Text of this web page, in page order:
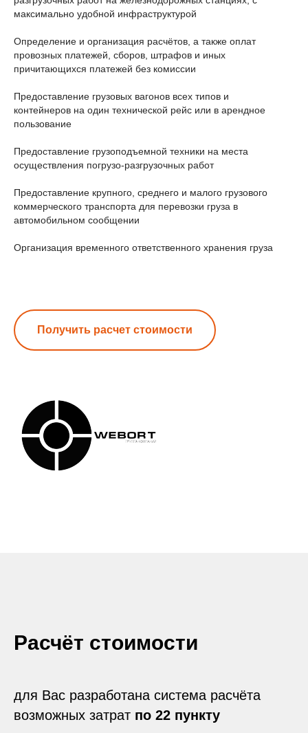
максимально удобной инфраструктурой
Определение и организация расчётов, а также оплат
провозных платежей, сборов, штрафов и иных
причитающихся платежей без комиссии
Предоставление грузовых вагонов всех типов и
контейнеров на один технической рейс или в арендное
пользование
Предоставление грузоподъемной техники на места
осуществления погрузо-разгрузочных работ
Предоставление крупного, среднего и малого грузового
коммерческого транспорта для перевозки груза в
автомобильном сообщении
Организация временного ответственного хранения груза
Получить расчет стоимости
Расчёт стоимости
для Вас разработана система расчёта
возможных затрат по 22 пункту